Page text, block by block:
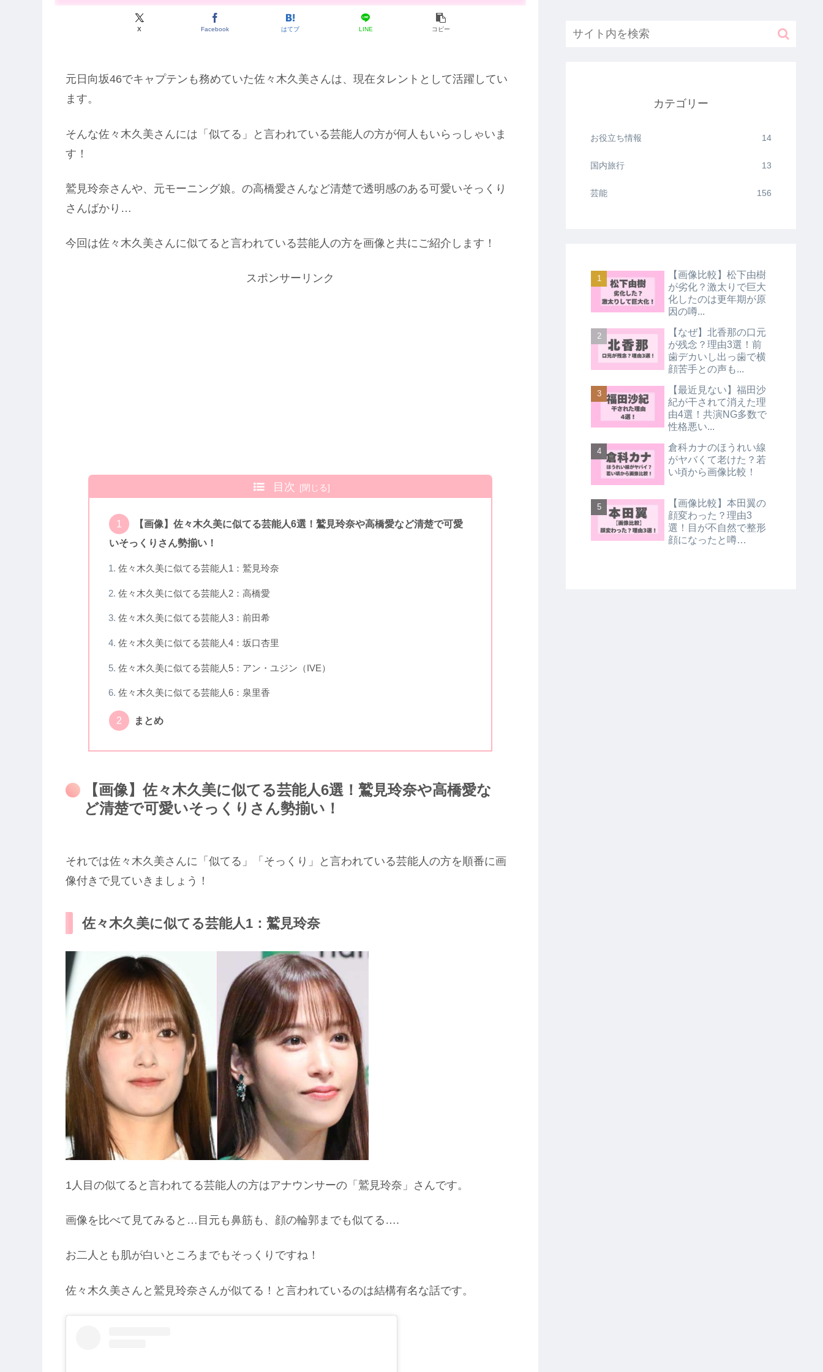
X Facebook はてブ LINE コピー
元日向坂46でキャプテンも務めていた佐々木久美さんは、現在タレントとして活躍してい
ます。
そんな佐々木久美さんには「似てる」と言われている芸能人の方が何人もいらっしゃいま
す！
鷲見玲奈さんや、元モーニング娘。の高橋愛さんなど清楚で透明感のある可愛いそっくり
さんばかり…
今回は佐々木久美さんに似てると言われている芸能人の方を画像と共にご紹介します！
スポンサーリンク
目次
【画像】佐々木久美に似てる芸能人6選！鷲見玲奈や高橋愛など清楚で可愛
いそっくりさん勢揃い！
佐々木久美に似てる芸能人1：鷲見玲奈
佐々木久美に似てる芸能人2：高橋愛
佐々木久美に似てる芸能人3：前田希
佐々木久美に似てる芸能人4：坂口杏里
佐々木久美に似てる芸能人5：アン・ユジン（IVE）
佐々木久美に似てる芸能人6：泉里香
まとめ
【画像】佐々木久美に似てる芸能人6選！鷲見玲奈や高橋愛な
ど清楚で可愛いそっくりさん勢揃い！
それでは佐々木久美さんに「似てる」「そっくり」と言われている芸能人の方を順番に画
像付きで見ていきましょう！
佐々木久美に似てる芸能人1：鷲見玲奈
1人目の似てると言われてる芸能人の方はアナウンサーの「鷲見玲奈」さんです。
画像を比べて見てみると…目元も鼻筋も、顔の輪郭までも似てる….
お二人とも肌が白いところまでもそっくりですね！
佐々木久美さんと鷲見玲奈さんが似てる！と言われているのは結構有名な話です。
カテゴリー
お役立ち情報 14
国内旅行 13
芸能 156
【画像比較】松下由樹
が劣化？激太りで巨大
化したのは更年期が原
因の噂...
【なぜ】北香那の口元
が残念？理由3選！前
歯デカいし出っ歯で横
顔苦手との声も...
【最近見ない】福田沙
紀が干されて消えた理
由4選！共演NG多数で
性格悪い...
倉科カナのほうれい線
がヤバくて老けた？若
い頃から画像比較！
【画像比較】本田翼の
顔変わった？理由3
選！目が不自然で整形
顔になったと噂…